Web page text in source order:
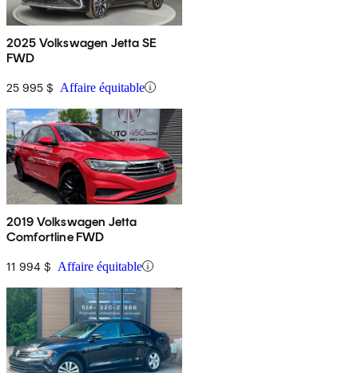
2025 Volkswagen Jetta SE
FWD
25 995 $ Affaire équitable
2019 Volkswagen Jetta
Comfortline FWD
11 994 $ Affaire équitable